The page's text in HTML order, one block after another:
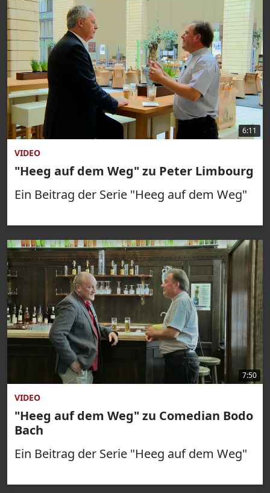
6:11
VIDEO
"Heeg auf dem Weg" zu Peter Limbourg
Ein Beitrag der Serie "Heeg auf dem Weg"
7:50
VIDEO
"Heeg auf dem Weg" zu Comedian Bodo
Bach
Ein Beitrag der Serie "Heeg auf dem Weg"